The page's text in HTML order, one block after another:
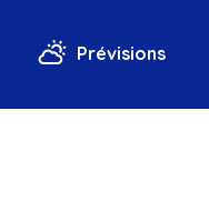
Prévisions